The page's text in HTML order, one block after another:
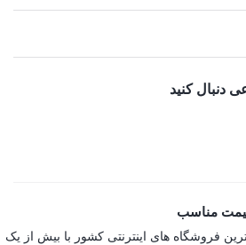
دنبال کنید
مناسب
فروشگاه های اینترنتی کشور با بیش از یک